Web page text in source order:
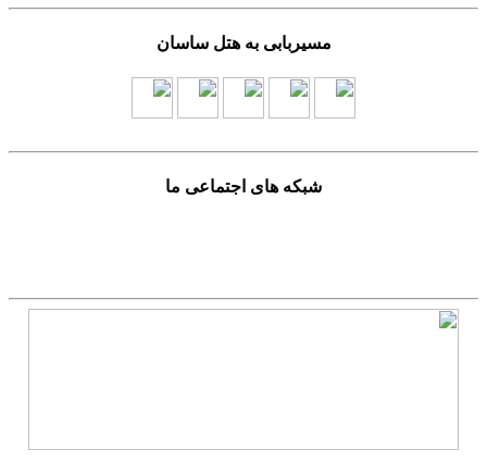
مسیربابی به هتل ساسان
شبکه های اجتماعی ما